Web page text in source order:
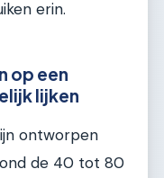
erin.
op een
lijken
ontworpen
de 40 tot 80